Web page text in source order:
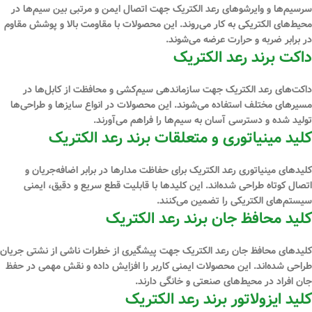
سرسیم‌ها و وایرشوهای رعد الکتریک جهت اتصال ایمن و مرتبی بین سیم‌ها در
محیط‌های الکتریکی به کار می‌روند. این محصولات با مقاومت بالا و پوشش مقاوم
در برابر ضربه و حرارت عرضه می‌شوند.
داکت برند رعد الکتریک
داکت‌های رعد الکتریک جهت سازماندهی سیم‌کشی و محافظت از کابل‌ها در
مسیرهای مختلف استفاده می‌شوند. این محصولات در انواع سایزها و طراحی‌ها
تولید شده و دسترسی آسان به سیم‌ها را فراهم می‌آورند.
کلید مینیاتوری و متعلقات برند رعد الکتریک
کلیدهای مینیاتوری رعد الکتریک برای حفاظت مدارها در برابر اضافه‌جریان و
اتصال کوتاه طراحی شده‌اند. این کلیدها با قابلیت قطع سریع و دقیق، ایمنی
سیستم‌های الکتریکی را تضمین می‌کنند.
کلید محافظ جان برند رعد الکتریک
کلیدهای محافظ جان رعد الکتریک جهت پیشگیری از خطرات ناشی از نشتی جریان
طراحی شده‌اند. این محصولات ایمنی کاربر را افزایش داده و نقش مهمی در حفظ
جان افراد در محیط‌های صنعتی و خانگی دارند.
کلید ایزولاتور برند رعد الکتریک